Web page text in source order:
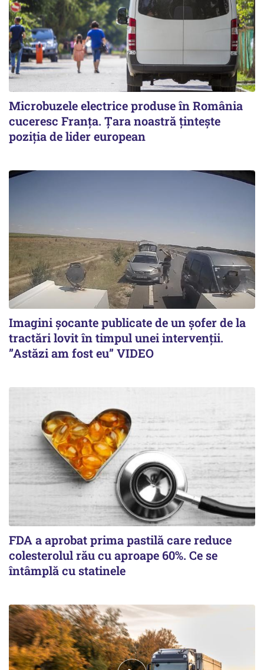
Microbuzele electrice produse în România
cuceresc Franța. Țara noastră țintește
poziția de lider european
Imagini șocante publicate de un șofer de la
tractări lovit în timpul unei intervenții.
”Astăzi am fost eu” VIDEO
FDA a aprobat prima pastilă care reduce
colesterolul rău cu aproape 60%. Ce se
întâmplă cu statinele